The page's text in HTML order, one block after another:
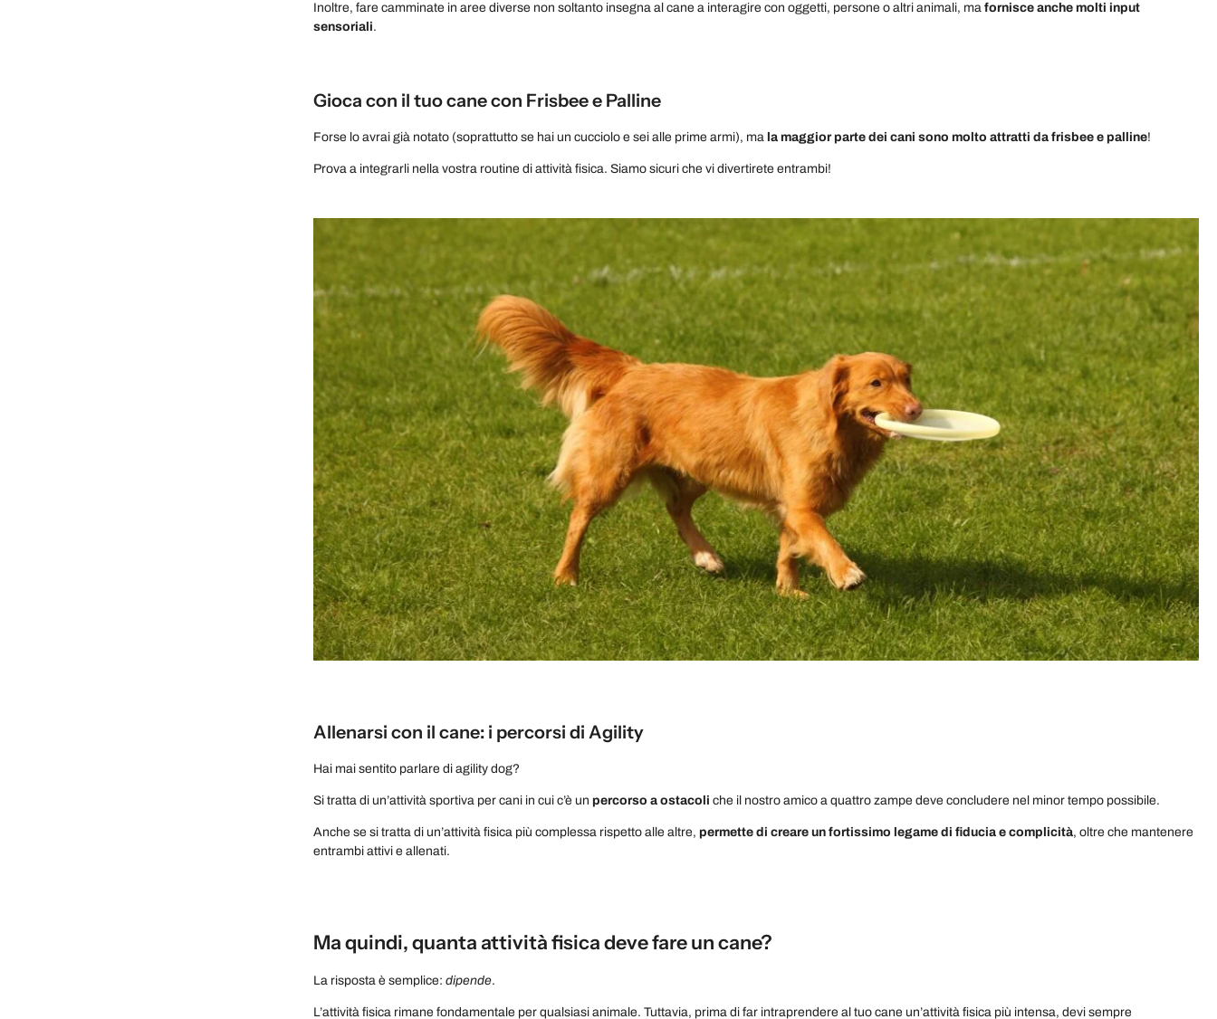
Inoltre, fare camminate in aree diverse non soltanto insegna al cane a interagire con oggetti, persone o altri animali, ma fornisce anche molti input
sensoriali.
Gioca con il tuo cane con Frisbee e Palline
Forse lo avrai già notato (soprattutto se hai un cucciolo e sei alle prime armi), ma la maggior parte dei cani sono molto attratti da frisbee e palline!
Prova a integrarli nella vostra routine di attività fisica. Siamo sicuri che vi divertirete entrambi!
Allenarsi con il cane: i percorsi di Agility
Hai mai sentito parlare di agility dog?
Si tratta di un’attività sportiva per cani in cui c’è un percorso a ostacoli che il nostro amico a quattro zampe deve concludere nel minor tempo possibile.
Anche se si tratta di un’attività fisica più complessa rispetto alle altre, permette di creare un fortissimo legame di fiducia e complicità, oltre che mantenere
entrambi attivi e allenati.
Ma quindi, quanta attività fisica deve fare un cane?
La risposta è semplice: dipende.
L’attività fisica rimane fondamentale per qualsiasi animale. Tuttavia, prima di far intraprendere al tuo cane un’attività fisica più intensa, devi sempre